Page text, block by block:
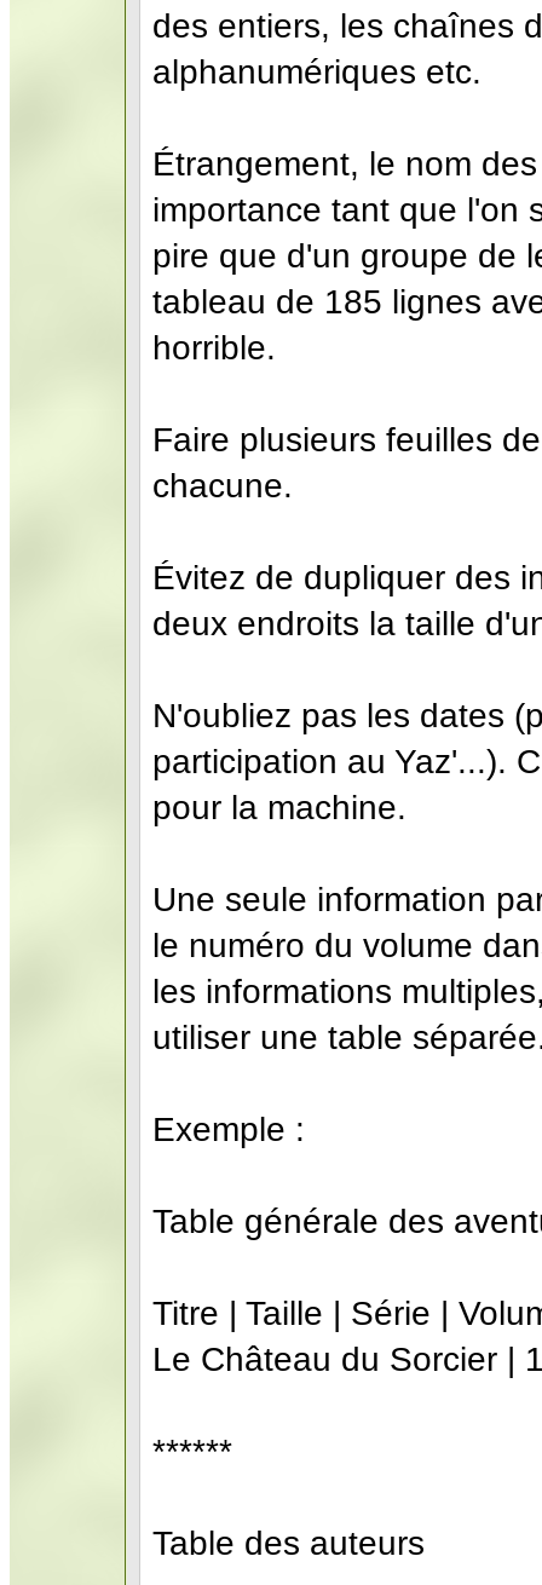
des entiers, les chaînes
alphanumériques etc.
Étrangement, le nom
importance tant que l'on
pire que d'un groupe de
tableau de 185 lignes
horrible.
Faire plusieurs feuilles
chacune.
Évitez de dupliquer des
deux endroits la taille
N'oubliez pas les dates
participation au Yaz'...).
pour la machine.
Une seule information
le numéro du volume
les informations
utiliser une table
Exemple :
Table générale des
Titre | Taille | Série |
Le Château du Sorcier |
******
Table des auteurs